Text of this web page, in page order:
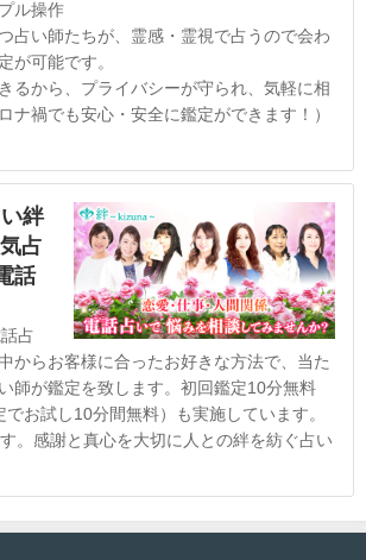
ル操作
占い師たちが、霊感・霊視で占うので会わ
が可能です。
るから、プライバシーが守られ、気軽に相
ナ禍でも安心・安全に鑑定ができます！）
絆
占
話
占
からお客様に合ったお好きな方法で、当た
師が鑑定を致します。初回鑑定10分無料
でお試し10分間無料）も実施しています。
。感謝と真心を大切に人との絆を紡ぐ占い